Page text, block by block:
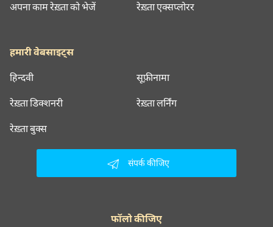
अपना काम रेख़्ता को भेजें रेख़्ता एक्सप्लोरर
हमारी वेबसाइट्स
हिन्दवी सूफ़ीनामा
रेख़्ता डिक्शनरी रेख़्ता लर्निंग
रेख़्ता बुक्स
संपर्क कीजिए
फॉलो कीजिए